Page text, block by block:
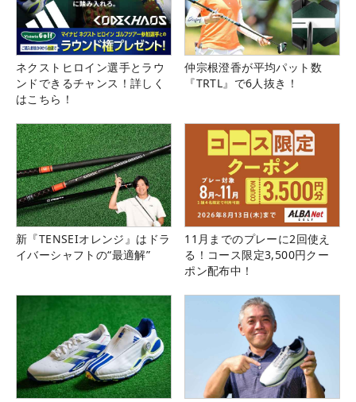
ネクストヒロイン選手とラウ
ンドできるチャンス！詳しく
はこちら！
仲宗根澄香が平均パット数
『TRTL』で6人抜き！
新『TENSEIオレンジ』はドラ
イバーシャフトの“最適解”
11月までのプレーに2回使え
る！コース限定3,500円クー
ポン配布中！